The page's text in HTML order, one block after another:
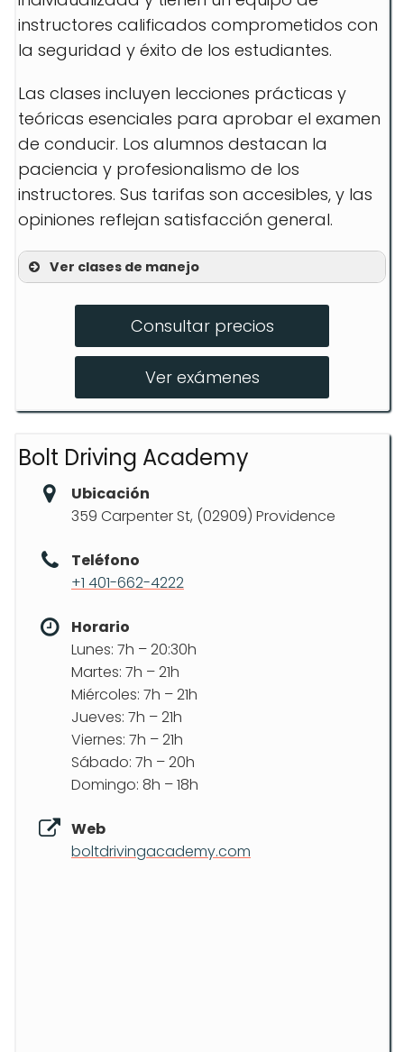
instructores calificados comprometidos con
la seguridad y éxito de los estudiantes.
Las clases incluyen lecciones prácticas y
teóricas esenciales para aprobar el examen
de conducir. Los alumnos destacan la
paciencia y profesionalismo de los
instructores. Sus tarifas son accesibles, y las
opiniones reflejan satisfacción general.
Ver clases de manejo
Taller de preparación para el
examen
Curso intensivo de manejo
Consultar precios
Ver exámenes
Bolt Driving Academy
Ubicación
359 Carpenter St, (02909) Providence
Teléfono
+1 401-662-4222
Horario
Lunes: 7h – 20:30h
Martes: 7h – 21h
Miércoles: 7h – 21h
Jueves: 7h – 21h
Viernes: 7h – 21h
Sábado: 7h – 20h
Domingo: 8h – 18h
Web
boltdrivingacademy.com